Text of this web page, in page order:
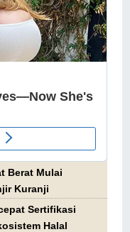
Berat Mulai
Kuranji
Sertifikasi
Halal